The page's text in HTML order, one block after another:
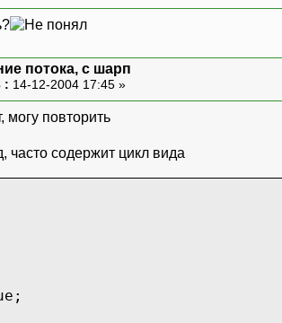
потока, с шарп
: 14-12-2004 17:45 »
могу повторить
часто содержит цикл вида